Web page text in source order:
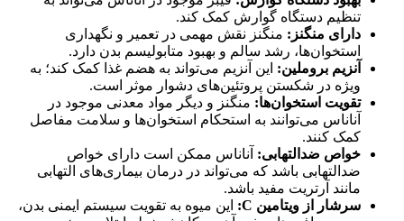
تنظیم دستگاه گوارش کمک کند.
دارای منگنز: منگنز نقش مهمی در تعمیر و نگهداری
استخوان‌ها، رشد سالم و بهبود متابولیسم بدن دارد.
آنزیم بروملین: این آنزیم می‌تواند به هضم غذا کمک کند؛ به
ویژه در شکستن پروتئین‌های دشوار موثر است.
تقویت استخوان‌ها: منگنز و دیگر مواد معدنی موجود در
آناناس می‌توانند به استحکام استخوان‌ها و سلامت مفاصل
کمک کنند.
خواص ضدالتهابی: آناناس ممکن است دارای خواص
ضدالتهابی باشد که می‌تواند در درمان بیماری‌های التهابی
مانند آرتریت مفید باشد.
سرشار از ویتامین C
: این میوه به تقویت سیستم ایمنی بدن،